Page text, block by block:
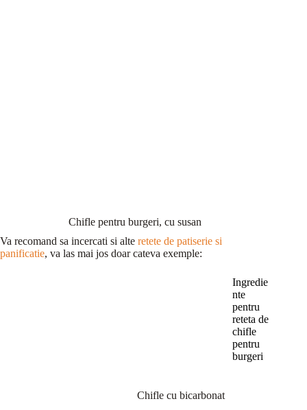
Chifle pentru burgeri, cu susan
Va recomand sa incercati si alte retete de patiserie si
panificatie, va las mai jos doar cateva exemple:
Chifle cu bicarbonat
Ingredie
nte
pentru
reteta de
chifle
pentru
burgeri